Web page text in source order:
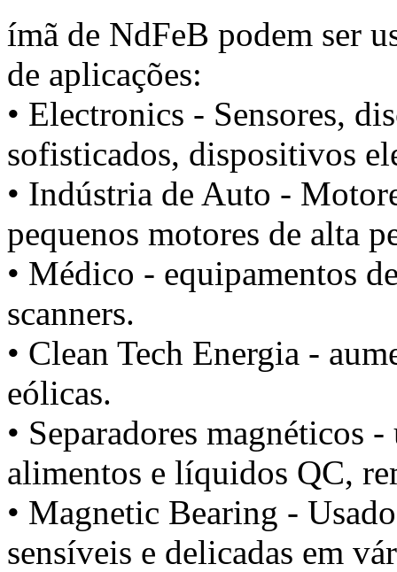
ímã de NdFeB podem ser
de aplicações:
• Electronics - Sensores,
sofisticados, dispositivos
• Indústria de Auto -
pequenos motores de alta
• Médico - equipamentos
scanners.
• Clean Tech Energia -
eólicas.
• Separadores magnéticos
alimentos e líquidos QC,
• Magnetic Bearing -
sensíveis e delicadas em